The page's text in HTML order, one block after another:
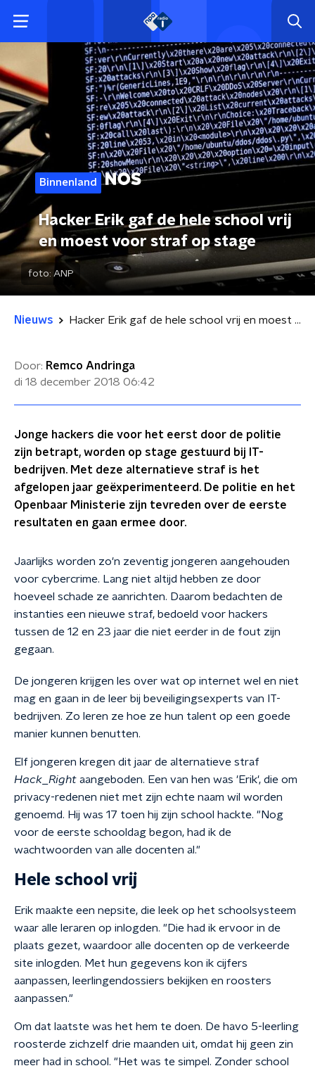
Binnenland
Hacker Erik gaf de hele school vrij
en moest voor straf op stage
foto: ANP
Nieuws Hacker Erik gaf de hele school vrij en moest voor straf op stage
Door: Remco Andringa
di 18 december 2018 06:42
Jonge hackers die voor het eerst door de politie
zijn betrapt, worden op stage gestuurd bij IT-
bedrijven. Met deze alternatieve straf is het
afgelopen jaar geëxperimenteerd. De politie en het
Openbaar Ministerie zijn tevreden over de eerste
resultaten en gaan ermee door.
Jaarlijks worden zo'n zeventig jongeren aangehouden
voor cybercrime. Lang niet altijd hebben ze door
hoeveel schade ze aanrichten. Daarom bedachten de
instanties een nieuwe straf, bedoeld voor hackers
tussen de 12 en 23 jaar die niet eerder in de fout zijn
gegaan.
De jongeren krijgen les over wat op internet wel en niet
mag en gaan in de leer bij beveiligingsexperts van IT-
bedrijven. Zo leren ze hoe ze hun talent op een goede
manier kunnen benutten.
Elf jongeren kregen dit jaar de alternatieve straf
Hack_Right aangeboden. Een van hen was 'Erik', die om
privacy-redenen niet met zijn echte naam wil worden
genoemd. Hij was 17 toen hij zijn school hackte. "Nog
voor de eerste schooldag begon, had ik de
wachtwoorden van alle docenten al."
Hele school vrij
Erik maakte een nepsite, die leek op het schoolsysteem
waar alle leraren op inlogden. "Die had ik ervoor in de
plaats gezet, waardoor alle docenten op de verkeerde
site inlogden. Met hun gegevens kon ik cijfers
aanpassen, leerlingendossiers bekijken en roosters
aanpassen."
Om dat laatste was het hem te doen. De havo 5-leerling
roosterde zichzelf drie maanden uit, omdat hij geen zin
meer had in school. "Het was te simpel. Zonder school